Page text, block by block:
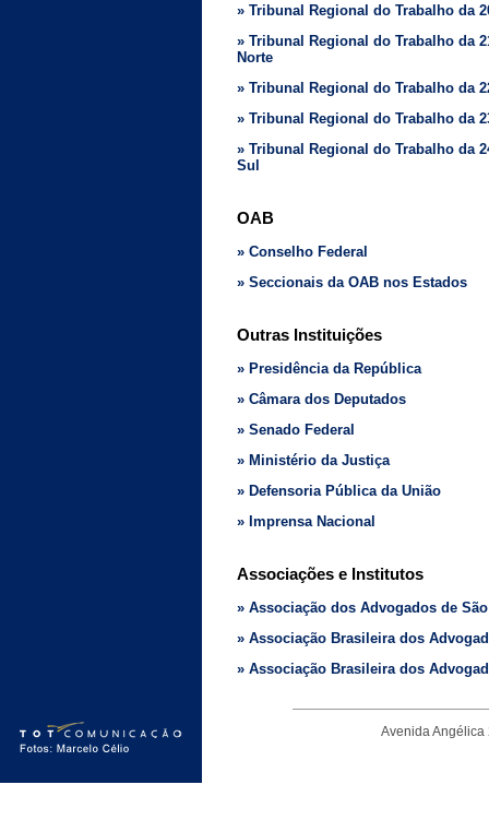
» Tribunal Regional do Trabalho da
» Tribunal Regional do Trabalho da
Norte
» Tribunal Regional do Trabalho da
» Tribunal Regional do Trabalho da
» Tribunal Regional do Trabalho da
Sul
OAB
» Conselho Federal
» Seccionais da OAB nos Estados
Outras Instituições
» Presidência da República
» Câmara dos Deputados
» Senado Federal
» Ministério da Justiça
» Defensoria Pública da União
» Imprensa Nacional
Associações e Institutos
» Associação dos Advogados de
» Associação Brasileira dos
» Associação Brasileira dos
Avenida Angélica